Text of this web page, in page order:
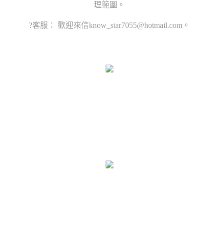
理範圍。
?客服： 歡迎來信know_star7055@hotmail.com。